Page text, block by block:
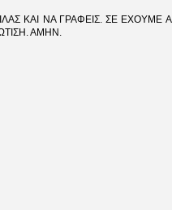
ΚΑΙ ΝΑ ΓΡΑΦΕΙΣ. ΣΕ ΕΧΟΥΜΕ
ΑΜΗΝ.